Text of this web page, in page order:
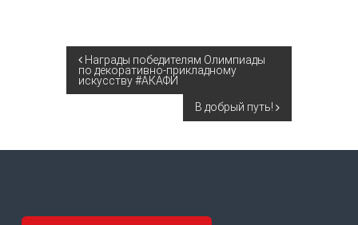
Н
а
Награды победителям Олимпиады
по декоративно-прикладному
искусству #АКАФИ
В добрый путь!